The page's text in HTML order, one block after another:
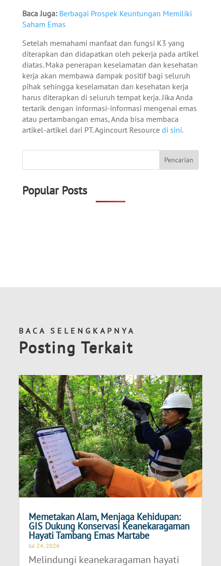
Baca Juga: Berbagai Prospek Keuntungan Memiliki
Saham Emas
Setelah memahami manfaat dan fungsi K3 yang
diterapkan dan didapatkan oleh pekerja pada artikel
diatas. Maka penerapan keselamatan dan kesehatan
kerja akan membawa dampak positif bagi seluruh
pihak sehingga keselamatan dan kesehatan kerja
harus diterapkan di seluruh tempat kerja. Jika Anda
tertarik dengan informasi-informasi mengenai emas
atau pertambangan emas, Anda bisa membaca
artikel-artikel dari PT. Agincourt Resource di sini.
Popular Posts
BACA SELENGKAPNYA
Posting Terkait
Memetakan Alam, Menjaga Kehidupan:
GIS Dukung Konservasi Keanekaragaman
Hayati Tambang Emas Martabe
Jul 24, 2026
Melindungi keanekaragaman hayati